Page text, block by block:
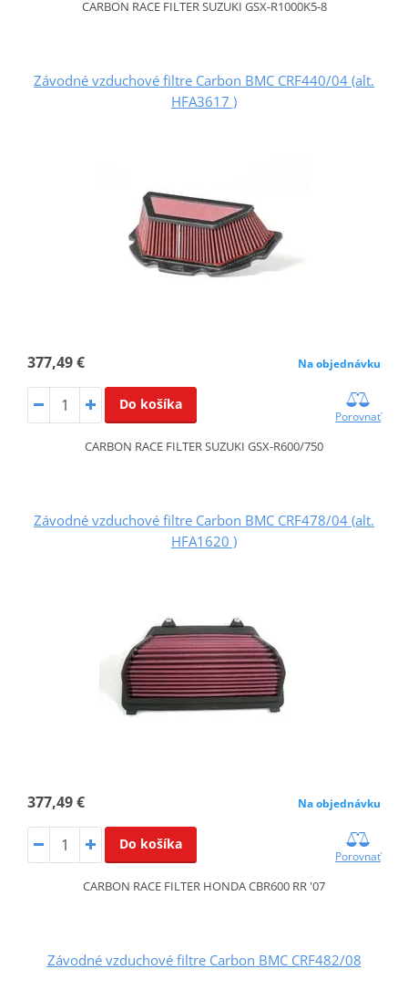
CARBON RACE FILTER SUZUKI GSX-R1000K5-8
Závodné vzduchové filtre Carbon BMC CRF440/04 (alt.
HFA3617 )
377,49 € Na objednávku
Do košíka
Porovnať
CARBON RACE FILTER SUZUKI GSX-R600/750
Závodné vzduchové filtre Carbon BMC CRF478/04 (alt.
HFA1620 )
377,49 € Na objednávku
Do košíka
Porovnať
CARBON RACE FILTER HONDA CBR600 RR '07
Závodné vzduchové filtre Carbon BMC CRF482/08